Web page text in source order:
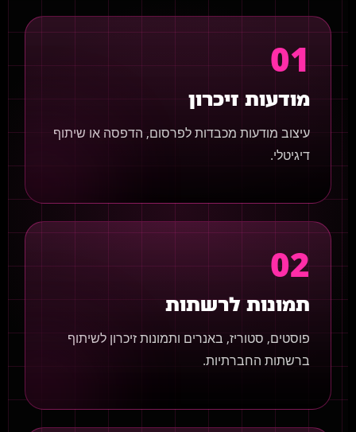
01
מודעות זיכרון
עיצוב מודעות מכבדות לפרסום, הדפסה או שיתוף
דיגיטלי.
02
תמונות לרשתות
פוסטים, סטוריז, באנרים ותמונות זיכרון לשיתוף
ברשתות החברתיות.